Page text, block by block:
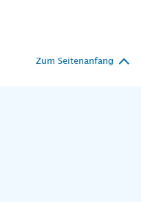
Zum Seitenanfang